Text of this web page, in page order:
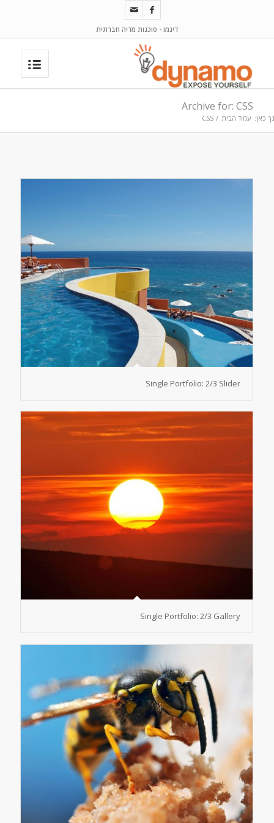
דינמו - סוכנות מדיה חברתית
Archive for: CSS
כאן: עמוד הבית /
CSS
Single Portfolio: 2/3 Slider
Single Portfolio: 2/3 Gallery